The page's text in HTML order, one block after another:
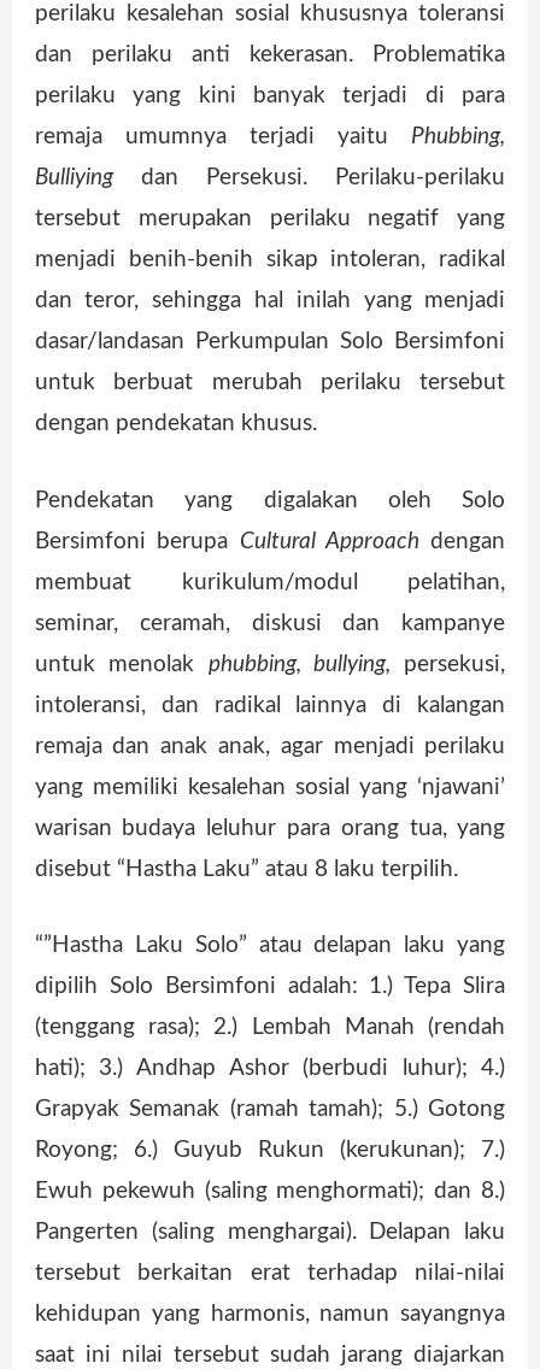
perilaku kesalehan sosial khususnya toleransi
dan perilaku anti kekerasan. Problematika
perilaku yang kini banyak terjadi di para
remaja umumnya terjadi yaitu Phubbing,
Bulliyingdan Persekusi. Perilaku-perilaku
tersebut merupakan perilaku negatif yang
menjadi benih-benih sikap intoleran, radikal
dan teror, sehingga hal inilah yang menjadi
dasar/landasan Perkumpulan Solo Bersimfoni
untuk berbuat merubah perilaku tersebut
dengan pendekatan khusus.
Pendekatan yang digalakan oleh Solo
Bersimfoni berupa Cultural Approach dengan
membuat kurikulum/modul pelatihan,
seminar, ceramah, diskusi dan kampanye
untuk menolak phubbing, bullying, persekusi,
intoleransi, dan radikal lainnya di kalangan
remaja dan anak anak, agar menjadi perilaku
yang memiliki kesalehan sosial yang ‘njawani’
warisan budaya leluhur para orang tua, yang
disebut “Hastha Laku” atau 8 laku terpilih.
“”Hastha Laku Solo” atau delapan laku yang
dipilih Solo Bersimfoni adalah: 1.) Tepa Slira
(tenggang rasa); 2.) Lembah Manah (rendah
hati); 3.) Andhap Ashor (berbudi luhur); 4.)
Grapyak Semanak (ramah tamah); 5.) Gotong
Royong; 6.) Guyub Rukun (kerukunan); 7.)
Ewuh pekewuh (saling menghormati); dan 8.)
Pangerten (saling menghargai). Delapan laku
tersebut berkaitan erat terhadap nilai-nilai
kehidupan yang harmonis, namun sayangnya
saat ini nilai tersebut sudah jarang diajarkan